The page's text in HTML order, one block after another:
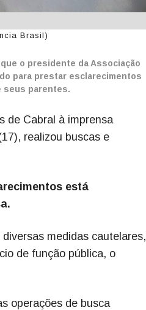
Brasil)
o presidente da Associação
para prestar esclarecimentos
seus parentes.
de Cabral à imprensa
realizou buscas e
está
medidas cautelares,
de função pública, o
operações de busca